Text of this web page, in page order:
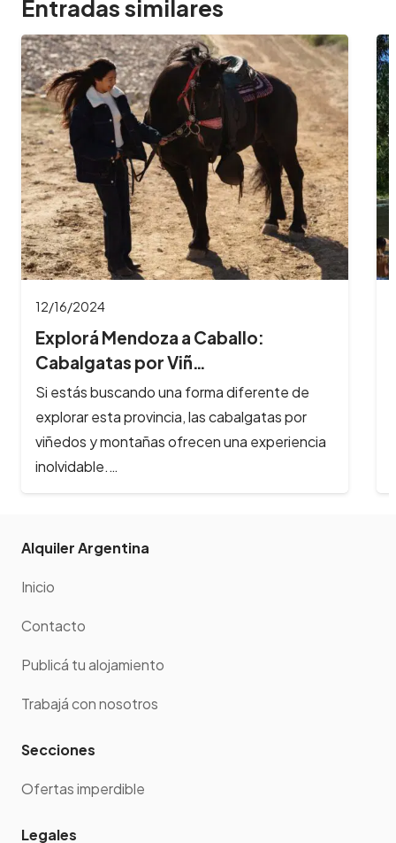
Entradas similares
11/26/2024
8 Imperdibles balnearios en las
Sierras de Có…
Los ríos y arroyos de Córdoba son los
principales atractivos turísticos de la provincia
y reciben cada año, cientos de…
Alquiler Argentina
Inicio
Contacto
Publicá tu alojamiento
Trabajá con nosotros
Secciones
Ofertas imperdible
Legales